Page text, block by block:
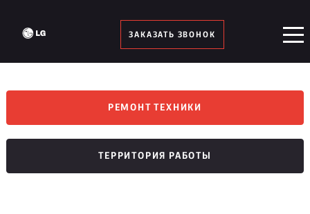
ЗАКАЗАТЬ ЗВОНОК
РЕМОНТ ТЕХНИКИ
ТЕРРИТОРИЯ РАБОТЫ